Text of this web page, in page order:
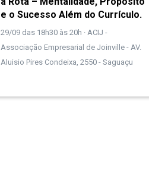
e o Sucesso Além do Currículo.
29/09 das 18h30 às 20h · ACIJ -
Associação Empresarial de Joinville - AV.
Aluisio Pires Condeixa, 2550 - Saguaçu